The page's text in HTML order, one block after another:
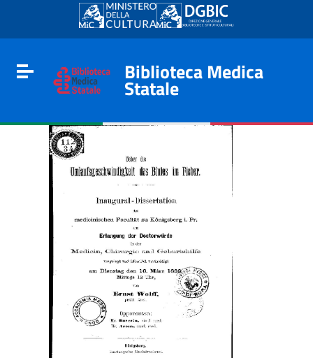
Go to content
Go to the navigation menu
Go to the footer
Toggle navigation
Biblioteca Medica
Statale